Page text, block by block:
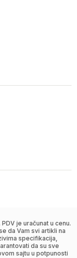
je uračunat u cenu.
da Vam svi artikli na
specifikacija,
da su sve
sajtu u potpunosti